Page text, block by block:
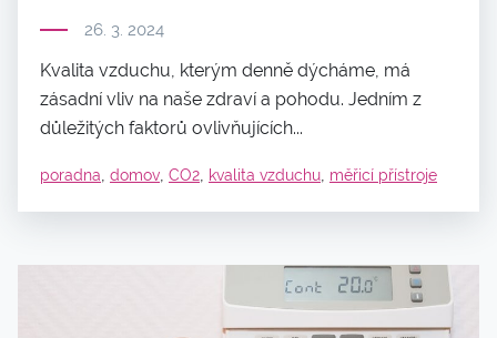
26. 3. 2024
Kvalita vzduchu, kterým denně dýcháme, má
zásadní vliv na naše zdraví a pohodu. Jedním z
důležitých faktorů ovlivňujících...
poradna domov CO2 kvalita vzduchu měřicí přístroje